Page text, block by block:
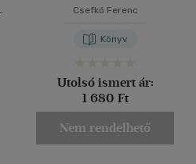
Csefkó Ferenc
Könyv
Utolsó ismert ár:
1 680 Ft
Nem rendelhető